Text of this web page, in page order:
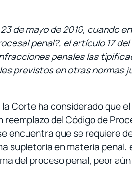
de mayo de 2016, cuando
penal?, el artículo 17
penales las
previstos en otras normas
Corte ha considerado que
del Código de
encuentra que se requiere
supletoria en materia
del proceso penal, peor